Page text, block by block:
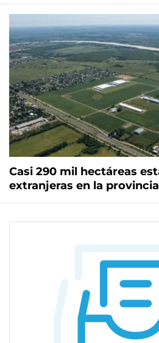
Casi 290 mil hectáreas
extranjeras en la